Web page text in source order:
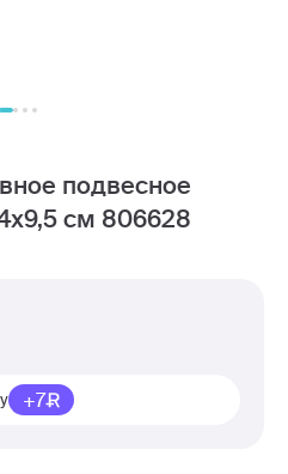
подвесное
см 806628
+7